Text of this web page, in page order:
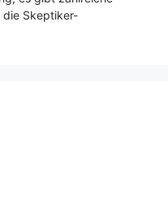
die Skeptiker-